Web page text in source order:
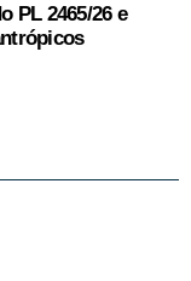
PL 2465/26 e